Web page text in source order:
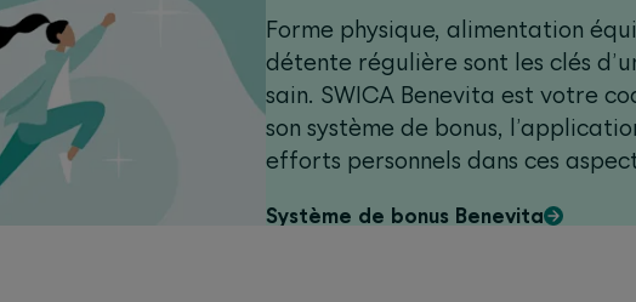
Forme physique, alimentation
détente régulière sont les clés
sain. SWICA Benevita est votre
son système de bonus,
efforts personnels dans ces
Système de bonus Benevita